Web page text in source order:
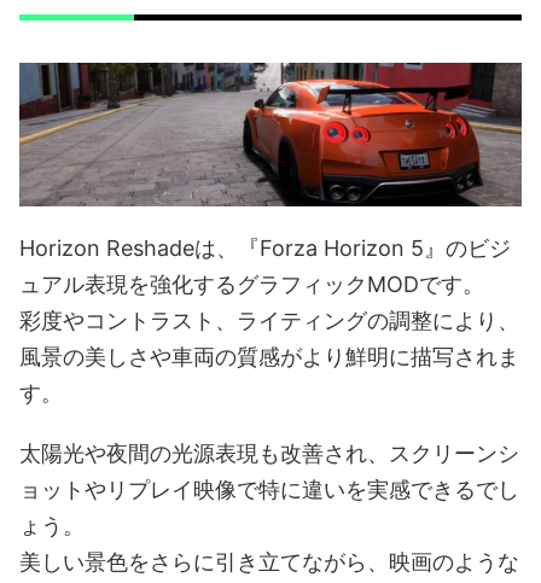
Horizon Reshadeは、『Forza Horizon 5』のビジ
ュアル表現を強化するグラフィックMODです。
彩度やコントラスト、ライティングの調整により、
風景の美しさや車両の質感がより鮮明に描写されま
す。
太陽光や夜間の光源表現も改善され、スクリーンシ
ョットやリプレイ映像で特に違いを実感できるでし
ょう。
美しい景色をさらに引き立てながら、映画のような